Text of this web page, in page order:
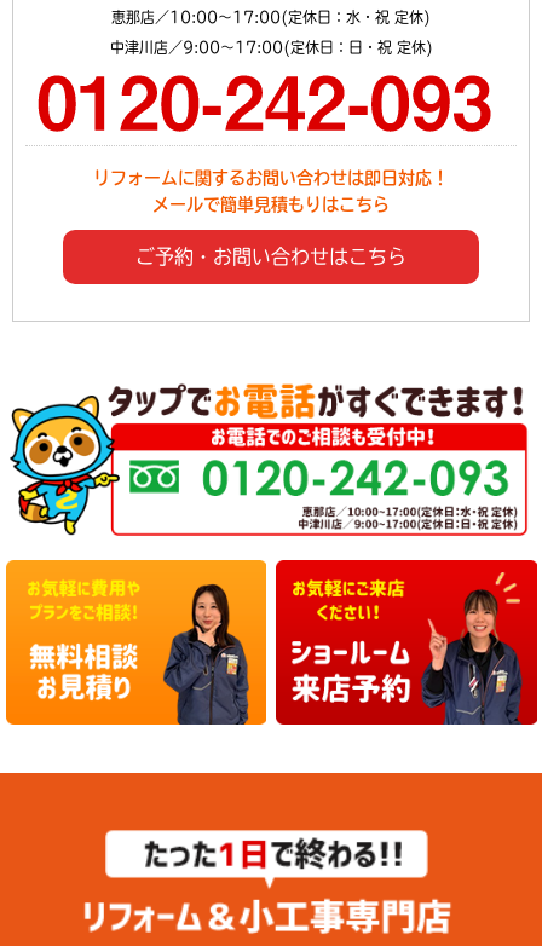
恵那店／10:00～17:00(定休日：水・祝 定休)
中津川店／9:00～17:00(定休日：日・祝 定休)
リフォームに関するお問い合わせは即日対応！
メールで簡単見積もりはこちら
ご予約・お問い合わせはこちら